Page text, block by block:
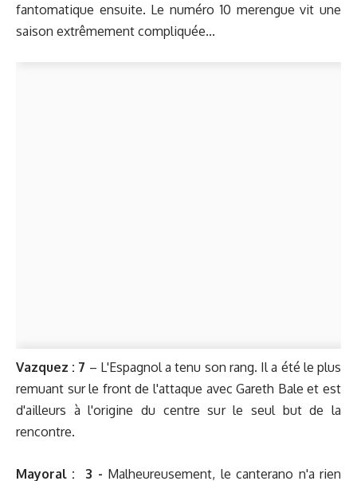
fantomatique ensuite. Le numéro 10 merengue vit une
saison extrêmement compliquée...
Vazquez : 7 – L'Espagnol a tenu son rang. Il a été le plus
remuant sur le front de l'attaque avec Gareth Bale et est
d'ailleurs à l'origine du centre sur le seul but de la
rencontre.
Mayoral : 3 - Malheureusement, le canterano n'a rien